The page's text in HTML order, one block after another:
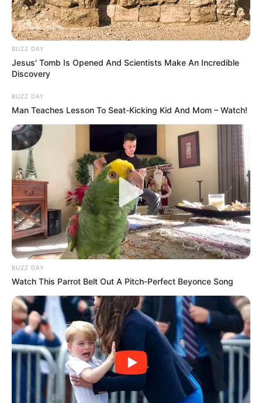
BUZZ DAY
Jesus' Tomb Is Opened And Scientists Make An Incredible
Discovery
BUZZ DAY
Man Teaches Lesson To Seat-Kicking Kid And Mom – Watch!
BUZZ DAY
Watch This Parrot Belt Out A Pitch-Perfect Beyonce Song